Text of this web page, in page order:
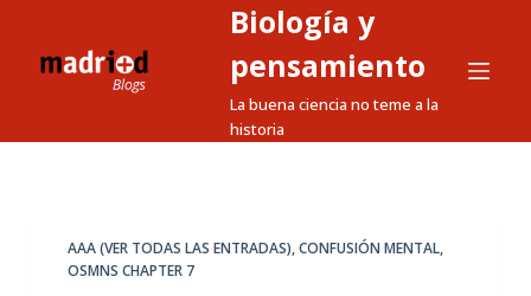
a
Biología y
pensamiento
La buena ciencia no teme a la
historia
AAA (VER TODAS LAS ENTRADAS),CONFUSIÓN MENTAL,
OSMNS CHAPTER 7